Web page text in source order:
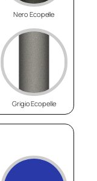
Nero Ecopelle
Grigio Ecopelle